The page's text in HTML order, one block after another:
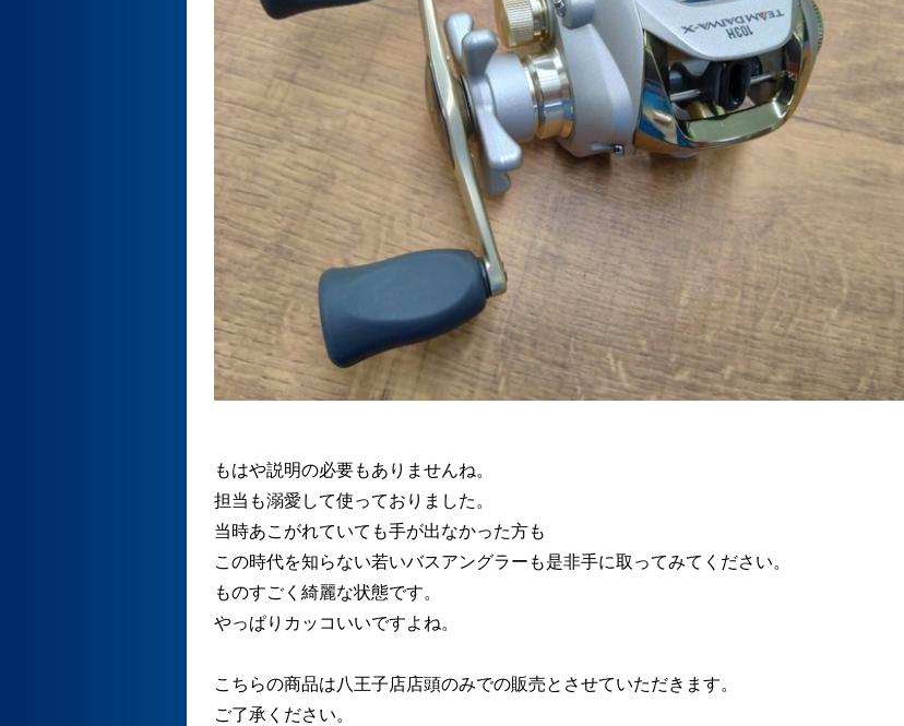
もはや説明の必要もありませんね。
担当も溺愛して使っておりました。
当時あこがれていても手が出なかった方も
この時代を知らない若いバスアングラーも是非手に取ってみてください。
ものすごく綺麗な状態です。
やっぱりカッコいいですよね。
こちらの商品は八王子店店頭のみでの販売とさせていただきます。
ご了承ください。